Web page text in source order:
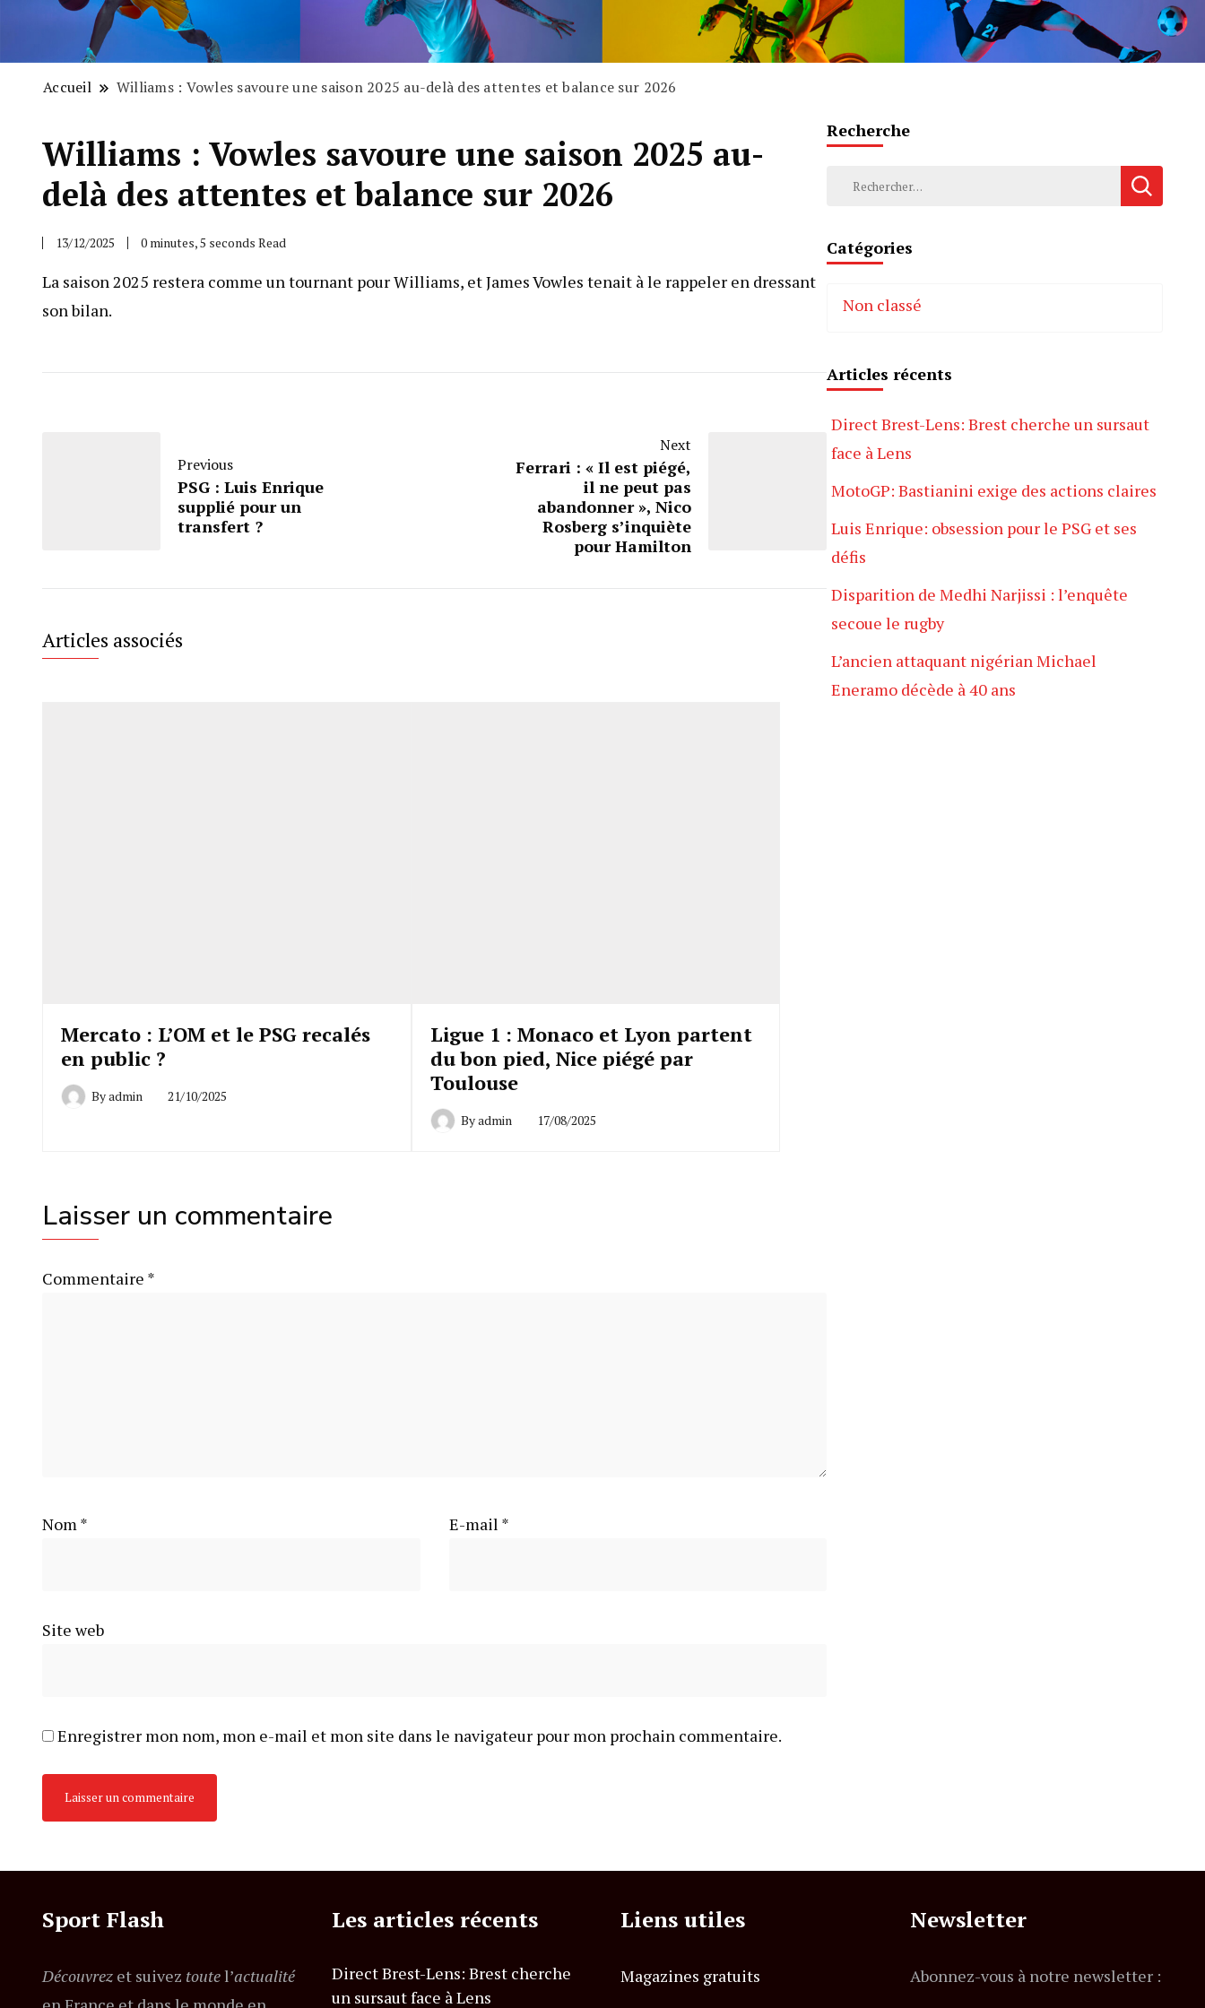
Accueil Williams : Vowles savoure une saison 2025 au-delà des attentes et balance sur 2026
Williams : Vowles savoure une saison 2025 au-
delà des attentes et balance sur 2026
13/12/2025 0 minutes, 5 seconds Read
La saison 2025 restera comme un tournant pour Williams, et James Vowles tenait à le rappeler en dressant
son bilan.
Previous
PSG : Luis Enrique
supplié pour un
transfert ?
Next
Ferrari : « Il est piégé,
il ne peut pas
abandonner », Nico
Rosberg s’inquiète
pour Hamilton
Articles associés
Mercato : L’OM et le PSG recalés
en public ?
Byadmin 21/10/2025
Ligue 1 : Monaco et Lyon partent
du bon pied, Nice piégé par
Toulouse
Byadmin 17/08/2025
Laisser un commentaire
Commentaire *
Nom* E-mail *
Site web
Enregistrer mon nom, mon e-mail et mon site dans le navigateur pour mon prochain commentaire.
Recherche
Rechercher :
Catégories
Non classé
Articles récents
Direct Brest-Lens: Brest cherche un sursaut
face à Lens
MotoGP: Bastianini exige des actions claires
Luis Enrique: obsession pour le PSG et ses
défis
Disparition de Medhi Narjissi : l’enquête
secoue le rugby
L’ancien attaquant nigérian Michael
Eneramo décède à 40 ans
Sport Flash
Découvrez et suivez toutel’actualité
Les articles récents
Direct Brest-Lens: Brest cherche
un sursaut face à Lens
Liens utiles
Magazines gratuits
Newsletter
Abonnez-vous à notre newsletter :